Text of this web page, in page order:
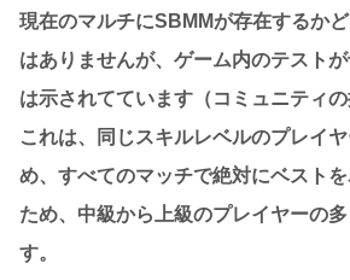
現在のマルチにSBMMが存在するか
はありませんが、ゲーム内のテスト
は示されてています（コミュニティの
これは、同じスキルレベルのプレイ
め、すべてのマッチで絶対にベスト
ため、中級から上級のプレイヤーの
す。